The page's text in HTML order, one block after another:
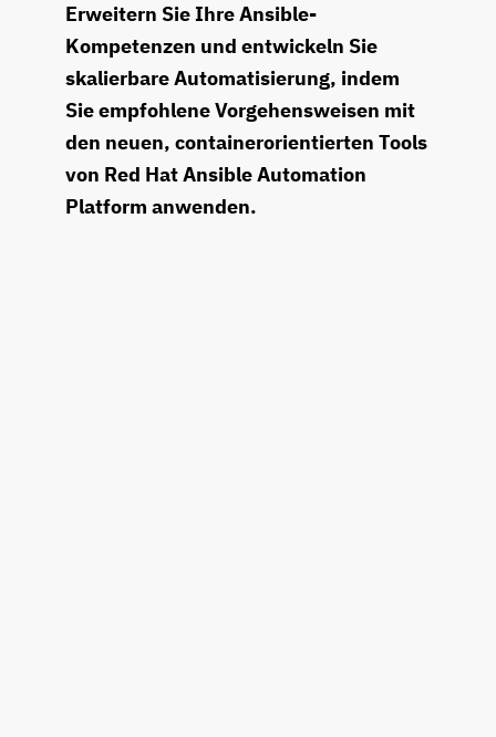
Erweitern Sie Ihre Ansible-
Kompetenzen und entwickeln Sie
skalierbare Automatisierung, indem
Sie empfohlene Vorgehensweisen mit
den neuen, containerorientierten Tools
von Red Hat Ansible Automation
Platform anwenden.